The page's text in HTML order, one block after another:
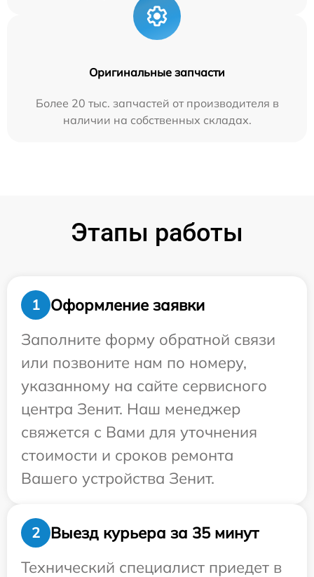
Оригинальные запчасти
Более 20 тыс. запчастей от производителя в
наличии на собственных складах.
Этапы работы
1
Оформление заявки
Заполните форму обратной связи
или позвоните нам по номеру,
указанному на сайте сервисного
центра Зенит. Наш менеджер
свяжется с Вами для уточнения
стоимости и сроков ремонта
Вашего устройства Зенит.
2
Выезд курьера за 35 минут
Технический специалист приедет в